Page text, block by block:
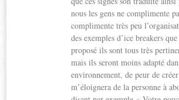
nous les gens ne complimente
complimente très peu
des exemples d’ice breakers
proposé ils sont tous très
mais ils seront moins adapté
environnement, de peur de
m’éloignera de la personne à